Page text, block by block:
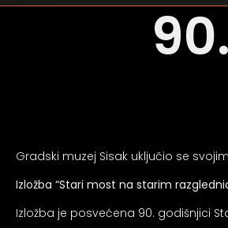
Gradski muzej Sisak uključio se
Izložba “Stari most na starim
Izložba je posvećena 90. godišnjici